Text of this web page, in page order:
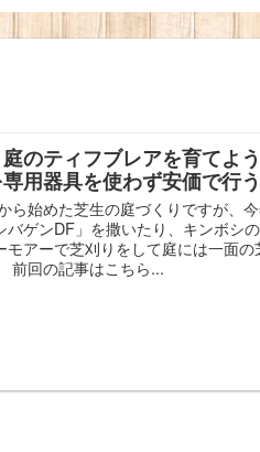
庭のティフブレアを育てよ
用器具を使わず安価で行
ら始めた芝生の庭づくりですが、
バゲンDF」を撒いたり、キンボシ
モアーで芝刈りをして庭には一面の
前回の記事はこちら...